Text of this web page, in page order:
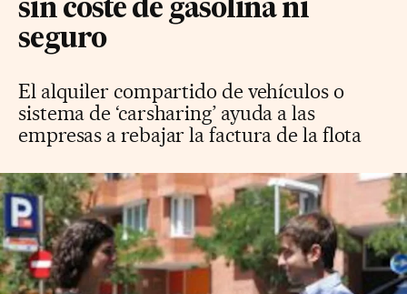
sin coste de gasolina ni
seguro
El alquiler compartido de vehículos o
sistema de ‘carsharing’ ayuda a las
empresas a rebajar la factura de la flota